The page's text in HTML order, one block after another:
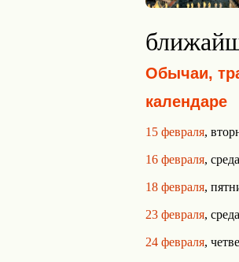
Обычаи,
календаре
15 февраля,
16 февраля,
18 февраля,
23 февраля,
24 февраля,